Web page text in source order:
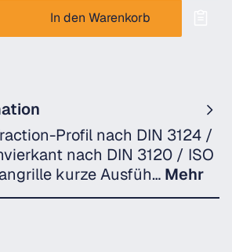
In den Warenkorb
Profil nach DIN 3124 /
nach DIN 3120 / ISO
kurze Ausfüh… Mehr